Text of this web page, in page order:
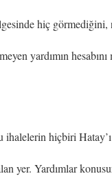
hiç
yardımın
hiçbiri Hatay’ı
Yardımlar